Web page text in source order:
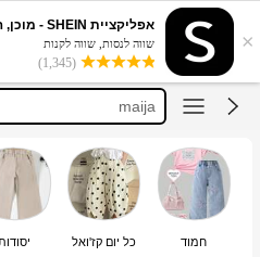
×
אפליקציית SHEIN - מוכן, הכן, סטייל!
שווה לנסות, שווה לקנות
(1,345)
بنطلون جينز بنات
dazy
maija
jeans kids girl
بنطلون جينز بنات
dazy
חמוד כל יום קז'ואל